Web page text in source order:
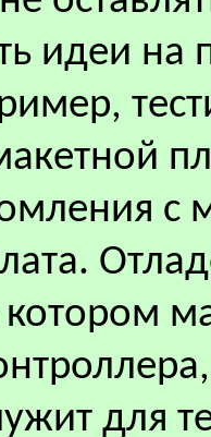
идеи на
с
котором
для